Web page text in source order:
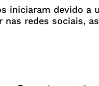
iniciaram devido a
nas redes sociais,